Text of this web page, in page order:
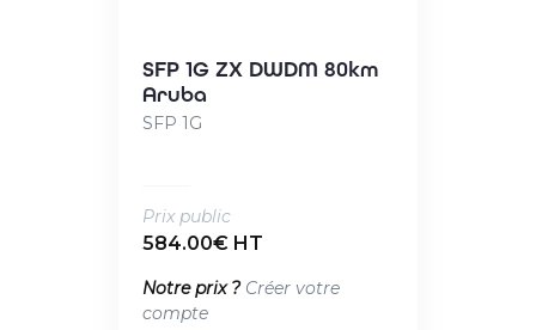
SFP 1G ZX DWDM 80km
Aruba
SFP 1G
Prix public
584.00€ HT
Notre prix ? Créer votre
compte